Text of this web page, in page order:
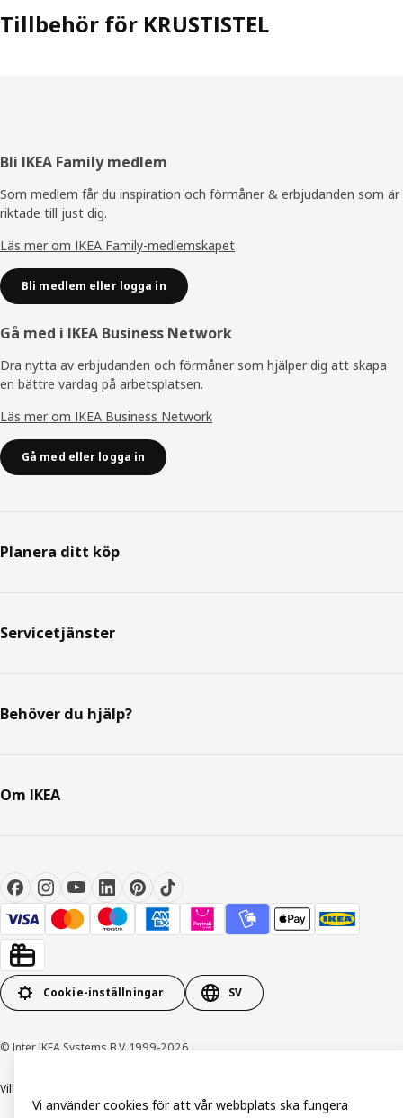
Tillbehör för KRUSTISTEL
Sidfot
Bli IKEA Family medlem
Som medlem får du inspiration och förmåner & erbjudanden som är
riktade till just dig.
Läs mer om IKEA Family-medlemskapet
Bli medlem eller logga in
Gå med i IKEA Business Network
Dra nytta av erbjudanden och förmåner som hjälper dig att skapa
en bättre vardag på arbetsplatsen.
Läs mer om IKEA Business Network
Gå med eller logga in
Planera ditt köp
Servicetjänster
Behöver du hjälp?
Om IKEA
Cookie-inställningar SV
© Inter IKEA Systems B.V. 1999-2026
Villkor
Vi använder cookies för att vår webbplats ska fungera